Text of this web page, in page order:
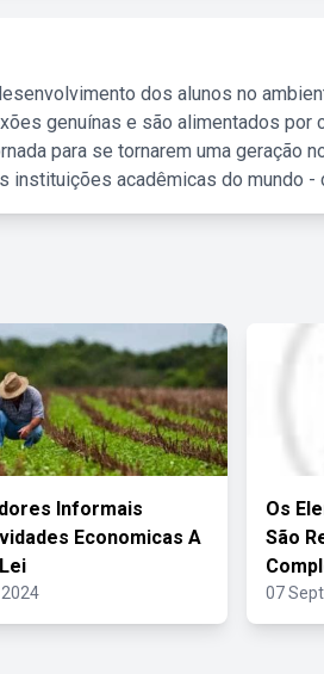
dos alunos no
genuínas e são alimentados por
para se tornarem uma geração
acadêmicas do mundo -
Informais
Economicas A
Os
São
07